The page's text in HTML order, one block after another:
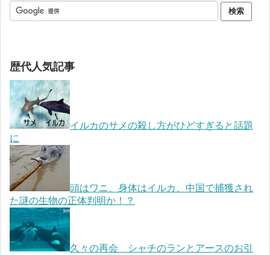
歴代人気記事
イルカのサメの殺し方がひどすぎると話題
に
頭はワニ、身体はイルカ、中国で捕獲され
た謎の生物の正体判明か！？
久々の再会 シャチのランとアースのお引